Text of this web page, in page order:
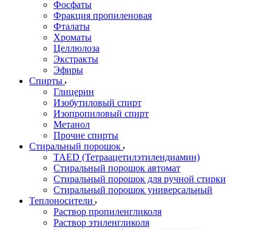
Фосфаты
Фракция пропиленовая
Фталаты
Хроматы
Целлюлоза
Экстракты
Эфиры
Спирты
Глицерин
Изобутиловый спирт
Изопропиловый спирт
Метанол
Прочие спирты
Стиральный порошок
TAED (Тетраацетилэтилендиамин)
Стиральный порошок автомат
Стиральный порошок для ручной стирки
Стиральный порошок универсальный
Теплоносители
Раствор пропиленгликоля
Раствор этиленгликоля